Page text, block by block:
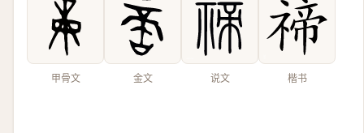
甲骨文 金文 说文 楷书